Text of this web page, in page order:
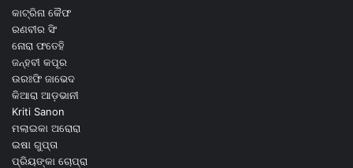
କାଟ୍ରିନା କୈଫ
ରଣବୀର ସିଂ
ନୋରା ଫତେହି
ଜନ୍ହବୀ କପୂର
ଉରଃଫି ଜାଭେଦ
କିଆରା ଆଡ଼ଭାନୀ
Kriti Sanon
ମଲାଇକା ଅରୋରା
ଇଷା ଗୁପ୍ତା
ପ୍ରିୟଙ୍କା ଚୋପ୍ରା